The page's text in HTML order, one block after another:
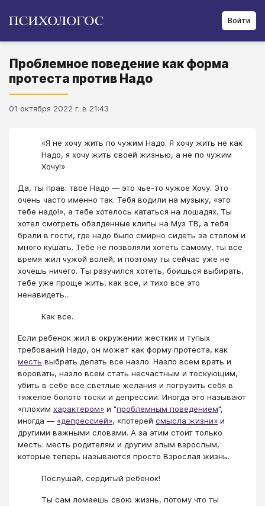
Войти
Проблемное поведение как форма
протеста против Надо
01 октября 2022 г. в 21:43
«Я не хочу жить по чужим Надо. Я хочу жить не как
Надо, я хочу жить своей жизнью, а не по чужим
Хочу!»
Да, ты прав: твое Надо — это чье-то чужое Хочу. Это
очень часто именно так. Тебя водили на музыку, «это
тебе надо!», а тебе хотелось кататься на лошадях. Ты
хотел смотреть обалденные клипы на Муз ТВ, а тебя
брали в гости, где надо было смирно сидеть за столом и
много кушать. Тебе не позволяли хотеть самому, ты все
время жил чужой волей, и поэтому ты сейчас уже не
хочешь ничего. Ты разучился хотеть, боишься выбирать,
тебе уже проще жить, как все, и тихо все это
ненавидеть...
Как все.
Если ребенок жил в окружении жестких и тупых
требований Надо, он может как форму протеста, как
месть выбрать делать все назло. Назло всем врать и
воровать, назло всем стать несчастным и тоскующим,
убить в себе все светлые желания и погрузить себя в
тяжелое болото тоски и депрессии. Иногда это называют
«плохим характером» и "проблемным поведением",
иногда — «депрессией», «потерей смысла жизни» и
другими важными словами. А за этим стоит только
месть: месть родителям и другим злым взрослым,
которые теперь называются просто Взрослая жизнь.
Послушай, сердитый ребенок!
Ты сам ломаешь свою жизнь, потому что ты